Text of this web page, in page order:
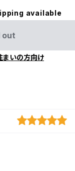
available
out
まいの方向け